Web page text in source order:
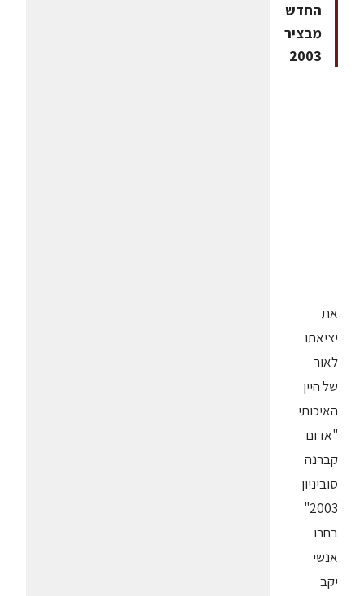
החדש
מבציר
2003
את
יציאתו
לאור
של היין
האיכותי
"אדום
קברנה
סוביניון
2003"
בחרו
אנשי
יקב